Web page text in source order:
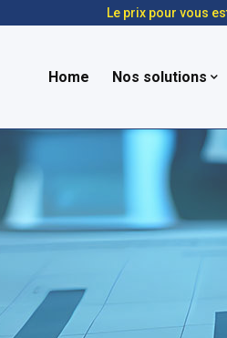
Le prix pour vous
Home Nos solutions